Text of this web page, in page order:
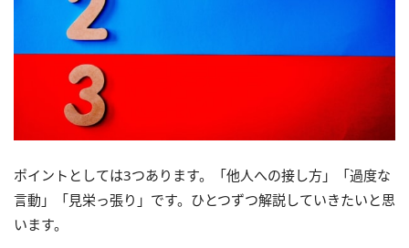
ポイントとしては3つあります。「他人への接し方」「過度な
言動」「見栄っ張り」です。ひとつずつ解説していきたいと思
います。